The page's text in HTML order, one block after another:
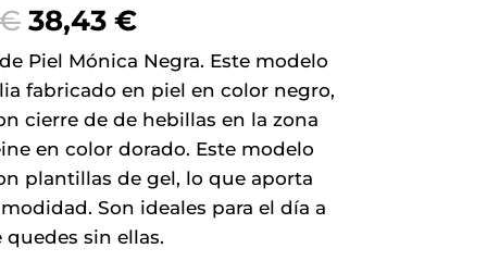
El
precio
original
era:
54,90 €.
38,43 €El
precio
actual
es:
38,43 €.
Piel Mónica Negra. Este modelo
fabricado en piel en color negro,
cierre de de hebillas en la zona
en color dorado. Este modelo
plantillas de gel, lo que aporta
Son ideales para el día a
quedes sin ellas.